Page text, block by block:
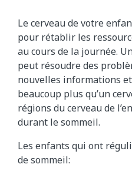
Le cerveau de votre
pour rétablir les
au cours de la journée.
peut résoudre des
nouvelles informations
beaucoup plus qu’un
régions du cerveau de
durant le sommeil.
Les enfants qui ont
de sommeil: